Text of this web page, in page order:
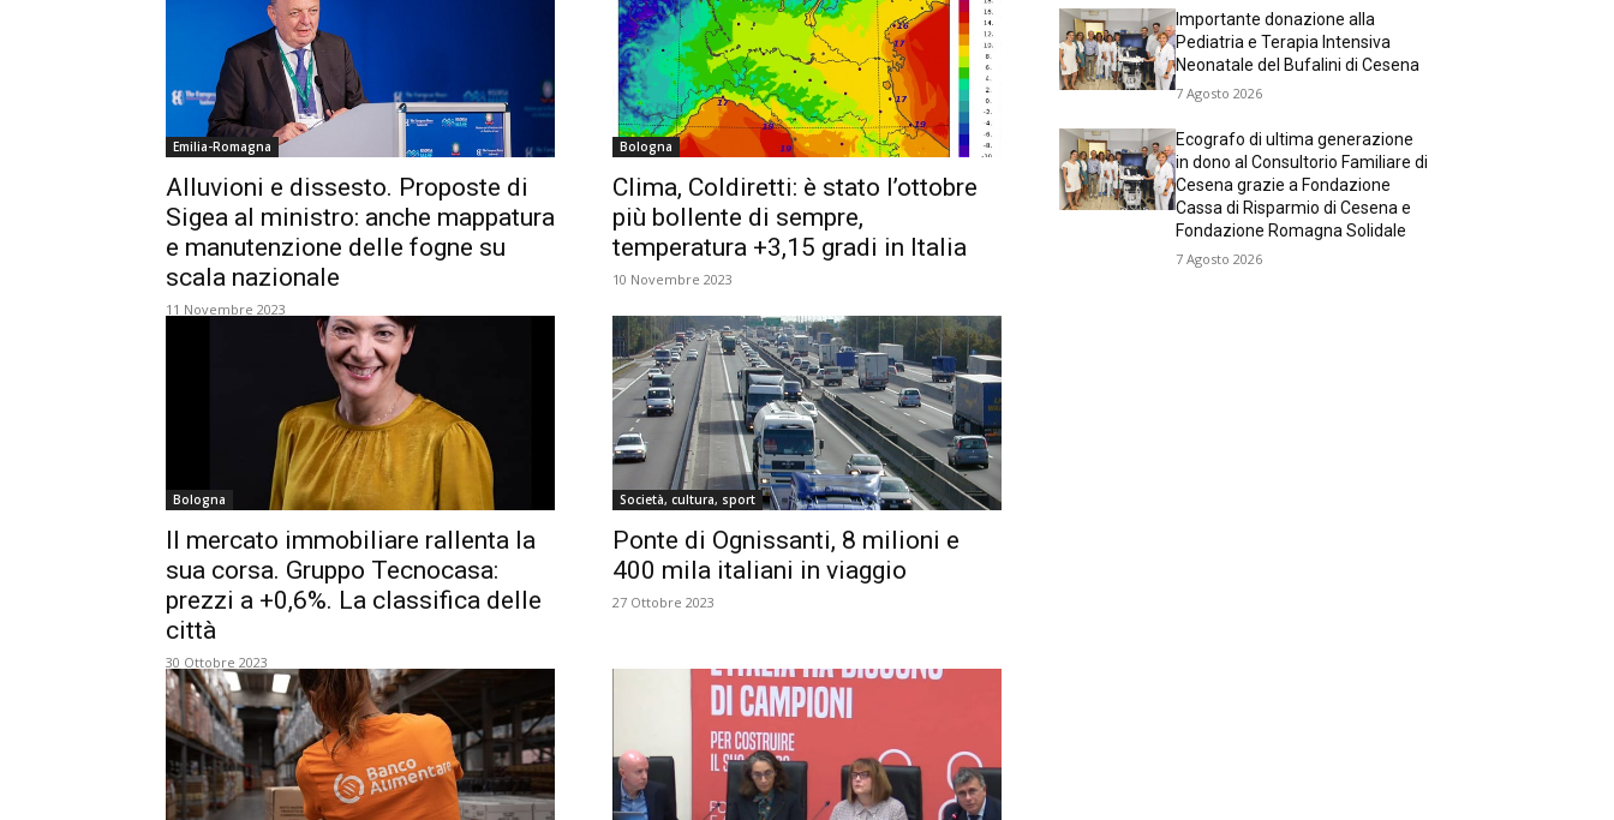
Emilia-Romagna
Alluvioni e dissesto. Proposte di
Sigea al ministro: anche mappatura
e manutenzione delle fogne su
scala nazionale
11 Novembre 2023
Bologna
Clima, Coldiretti: è stato l’ottobre
più bollente di sempre,
temperatura +3,15 gradi in Italia
10 Novembre 2023
Bologna
Il mercato immobiliare rallenta la
sua corsa. Gruppo Tecnocasa:
prezzi a +0,6%. La classifica delle
città
30 Ottobre 2023
Società, cultura, sport
Ponte di Ognissanti, 8 milioni e
400 mila italiani in viaggio
27 Ottobre 2023
Importante donazione alla
Pediatria e Terapia Intensiva
Neonatale del Bufalini di Cesena
7 Agosto 2026
Ecografo di ultima generazione
in dono al Consultorio Familiare di
Cesena grazie a Fondazione
Cassa di Risparmio di Cesena e
Fondazione Romagna Solidale
7 Agosto 2026